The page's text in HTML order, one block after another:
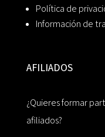
Política de
Información de
AFILIADOS
¿Quieres formar
afiliados?